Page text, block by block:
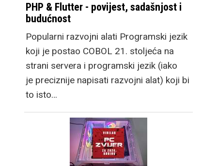
PHP & Flutter - povijest, sadašnjost i
budućnost
Popularni razvojni alati Programski jezik
koji je postao COBOL 21. stoljeća na
strani servera i programski jezik (iako
je preciznije napisati razvojni alat) koji bi
to isto…